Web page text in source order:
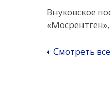
Внуковское
«Мосрентген»
Смотреть